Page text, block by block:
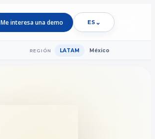
Me interesa una demo ES ⌄
REGIÓN LATAM México